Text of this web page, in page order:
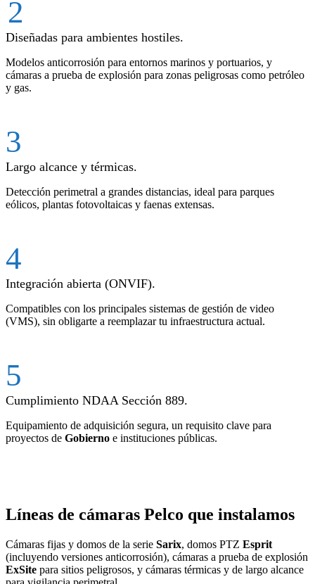
2
Diseñadas para ambientes hostiles.
Modelos anticorrosión para entornos marinos y portuarios, y
cámaras a prueba de explosión para zonas peligrosas como petróleo
y gas.
3
Largo alcance y térmicas.
Detección perimetral a grandes distancias, ideal para parques
eólicos, plantas fotovoltaicas y faenas extensas.
4
Integración abierta (ONVIF).
Compatibles con los principales sistemas de gestión de video
(VMS), sin obligarte a reemplazar tu infraestructura actual.
5
Cumplimiento NDAA Sección 889.
Equipamiento de adquisición segura, un requisito clave para
proyectos de Gobierno e instituciones públicas.
Líneas de cámaras Pelco que instalamos
Cámaras fijas y domos de la serie Sarix, domos PTZ Esprit
(incluyendo versiones anticorrosión), cámaras a prueba de explosión
ExSite para sitios peligrosos, y cámaras térmicas y de largo alcance